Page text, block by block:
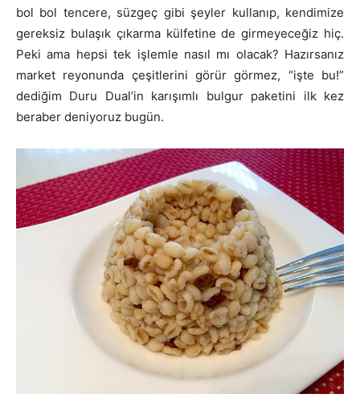
bol bol tencere, süzgeç gibi şeyler kullanıp, kendimize
gereksiz bulaşık çıkarma külfetine de girmeyeceğiz hiç.
Peki ama hepsi tek işlemle nasıl mı olacak? Hazırsanız
market reyonunda çeşitlerini görür görmez, “işte bu!”
dediğim Duru Dual’in karışımlı bulgur paketini ilk kez
beraber deniyoruz bugün.